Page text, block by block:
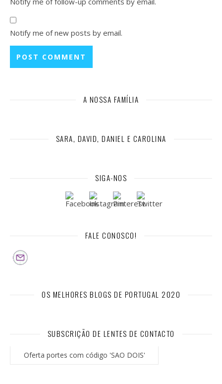
Notify me of new posts by email.
A NOSSA FAMÍLIA
SARA, DAVID, DANIEL E CAROLINA
SIGA-NOS
FALE CONOSCO!
OS MELHORES BLOGS DE PORTUGAL 2020
SUBSCRIÇÃO DE LENTES DE CONTACTO
Oferta portes com código 'SAO DOIS'